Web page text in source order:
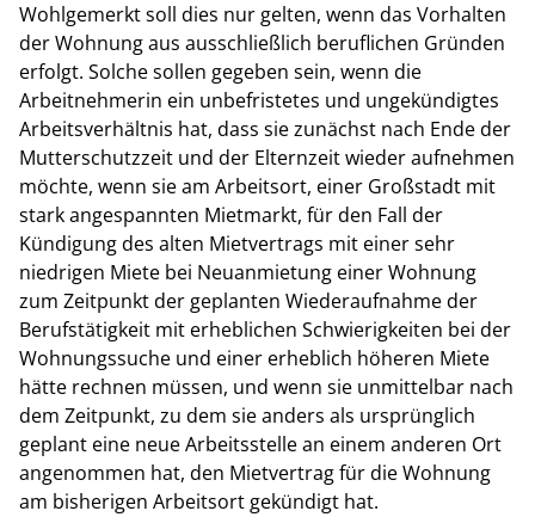
Wohlgemerkt soll dies nur gelten, wenn das Vorhalten
der Wohnung aus ausschließlich beruflichen Gründen
erfolgt. Solche sollen gegeben sein, wenn die
Arbeitnehmerin ein unbefristetes und ungekündigtes
Arbeitsverhältnis hat, dass sie zunächst nach Ende der
Mutterschutzzeit und der Elternzeit wieder aufnehmen
möchte, wenn sie am Arbeitsort, einer Großstadt mit
stark angespannten Mietmarkt, für den Fall der
Kündigung des alten Mietvertrags mit einer sehr
niedrigen Miete bei Neuanmietung einer Wohnung
zum Zeitpunkt der geplanten Wiederaufnahme der
Berufstätigkeit mit erheblichen Schwierigkeiten bei der
Wohnungssuche und einer erheblich höheren Miete
hätte rechnen müssen, und wenn sie unmittelbar nach
dem Zeitpunkt, zu dem sie anders als ursprünglich
geplant eine neue Arbeitsstelle an einem anderen Ort
angenommen hat, den Mietvertrag für die Wohnung
am bisherigen Arbeitsort gekündigt hat.